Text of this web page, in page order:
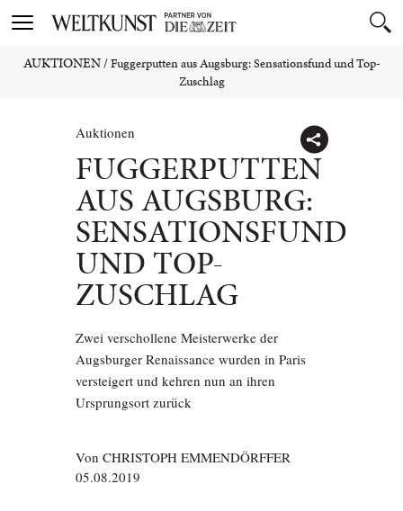
Toggle
AUKTIONEN/Fuggerputten aus Augsburg: Sensationsfund und Top-
Zuschlag
Auktionen
FUGGERPUTTEN
AUS AUGSBURG:
SENSATIONSFUND
UND TOP-
ZUSCHLAG
Zwei verschollene Meisterwerke der
Augsburger Renaissance wurden in Paris
versteigert und kehren nun an ihren
Ursprungsort zurück
Von CHRISTOPH EMMENDÖRFFER
05.08.2019